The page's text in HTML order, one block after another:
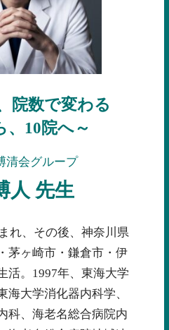
院数で変わる
、10院へ～
清会グループ
人 先生
れ、その後、神奈川県
茅ヶ崎市・鎌倉市・伊
活。1997年、東海大学
海大学消化器内科学、
科、海老名総合病院内